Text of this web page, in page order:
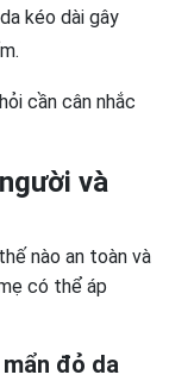
kéo dài gây
cần cân nhắc
và
nào an toàn và
có thể áp
đỏ da